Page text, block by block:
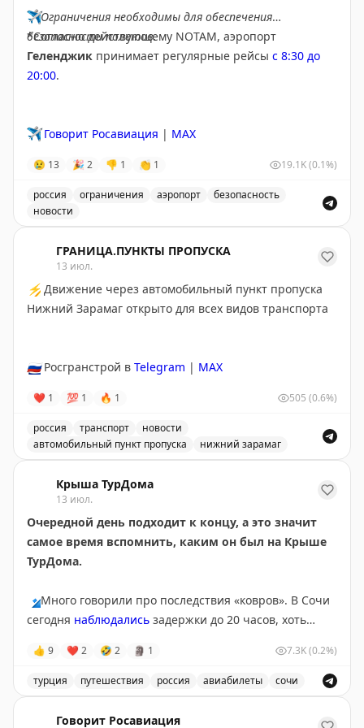
✈️Ограничения необходимы для обеспечения
безопасности полетов.
*Согласно действующему NOTAM, аэропорт
Геленджик принимает регулярные рейсы с 8:30 до
20:00.
✈️ Говорит Росавиация | MAX
😢 13 🎉 2 👎 1 👏 1 19.1K(0.1%)
россия ограничения аэропорт
безопасность
новости
ГРАНИЦА.ПУНКТЫ ПРОПУСКА
13 июл.
⚡ Движение через автомобильный пункт пропуска
Нижний Зарамаг открыто для всех видов транспорта
🇷🇺Росгранстрой в Telegram | MAX
❤ 1 💯 1 🔥 1 505 (0.6%)
россия транспорт
новости
автомобильный пункт пропуска
нижний зарамаг
Крыша ТурДома
13 июл.
Очередной день подходит к концу, а это значит
самое время вспомнить, каким он был на Крыше
ТурДома.
🔹Много говорили про последствия «ковров». В Сочи
сегодня наблюдались задержки до 20 часов, хоть
Серьезные корректировки в графиках приводят к
тому, что пассажиры чащеоформляют страховки
на
этот случай. Проверили, не врут ли цифры в
федеральных СМИ,опросом
на Крыше ТурДома. Рост
👍 9 ❤ 2 🤣 2 🗿 1 7.3K(0.2%)
турция путешествия россия авиабилеты сочи
Говорит Росавиация